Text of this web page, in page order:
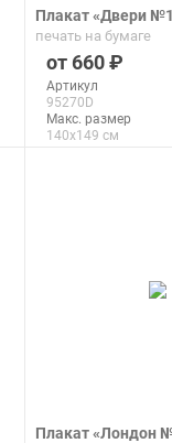
Плакат «Двери
печать на бумаге
660
Артикул
95270D
Макс. размер
140x149 см
Плакат «Лондон